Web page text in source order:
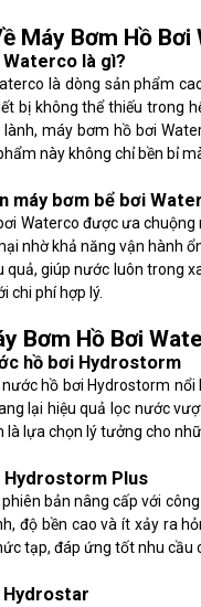
Máy Bơm Hồ Bơi
là gì?
là dòng sản phẩm
bị không thể thiếu trong
lành, máy bơm hồ bơi
này không chỉ bền bỉ
máy bơm bể bơi
Waterco được ưa
nhờ khả năng vận hành
quả, giúp nước luôn trong
chi phí hợp lý.
Bơm Hồ Bơi
hồ bơi Hydrostorm
hồ bơi Hydrostorm
lại hiệu quả lọc nước
là lựa chọn lý tưởng cho
Hydrostorm Plus
bản nâng cấp với
độ bền cao và ít xảy ra
tạp, đáp ứng tốt nhu cầu
Hydrostar